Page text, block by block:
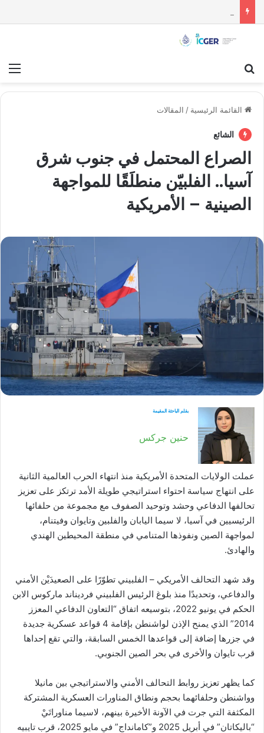
القائمة الرئيسية / المقالات
الشائع
الصراع المحتمل في جنوب شرق
آسيا.. الفلبيّن منطلَقًا للمواجهة
الصينية – الأمريكية
بقلم الباحثة المقيمة
حنين جركس
عملت الولايات المتحدة الأمريكية منذ انتهاء الحرب العالمية الثانية
على انتهاج سياسة احتواء استراتيجي طويلة الأمد ترتكز على تعزيز
تحالفها الدفاعي وحشد وتوحيد الصفوف مع مجموعة من حلفائها
الرئيسيين في آسيا، لا سيما اليابان والفلبين وتايوان وفيتنام،
لمواجهة الصين ونفوذها المتنامي في منطقة المحيطين الهندي
والهادئ.
وقد شهد التحالف الأمريكي – الفلبيني تطوّرًا على الصعيدَيْن الأمني
والدفاعي، وتحديدًا منذ بلوغ الرئيس الفلبيني فرديناند ماركوس الابن
الحكم في يونيو 2022، بتوسيعه اتفاق “التعاون الدفاعي المعزز
2014” الذي يمنح الإذن لواشنطن بإقامة 4 قواعد عسكرية جديدة
في جزرها إضافة إلى قواعدها الخمس السابقة، والتي تقع إحداها
قرب تايوان والأخرى في بحر الصين الجنوبي.
كما يظهر تعزيز روابط التحالف الأمني والاستراتيجي بين مانيلا
وواشنطن وحلفائهما بحجم ونطاق المناورات العسكرية المشتركة
المكثفة التي جرت في الآونة الأخيرة بينهم، لاسيما مناوراتَيْ
“باليكاتان” في أبريل 2025 و”كامانداج” في مايو 2025، قرب تايبيه